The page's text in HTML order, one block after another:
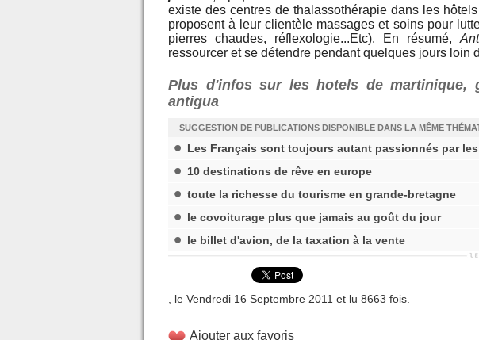
existe des centres de thalassothérapie dans les
proposent à leur clientèle massages et soins pour
pierres chaudes, réflexologie...Etc). En résumé,
ressourcer et se détendre pendant quelques jours loin
Plus d'infos sur les hotels de martinique,
antigua
SUGGESTION DE PUBLICATIONS DISPONIBLE DANS LA MÊME
Les Français sont toujours autant passionnés par
10 destinations de rêve en europe
toute la richesse du tourisme en grande-bretagne
le covoiturage plus que jamais au goût du jour
le billet d'avion, de la taxation à la vente
, le Vendredi 16 Septembre 2011 et lu 8663 fois.
Ajouter aux favoris